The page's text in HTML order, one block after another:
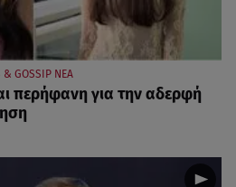
& GOSSIP ΝΕΑ
περήφανη για την αδερφή